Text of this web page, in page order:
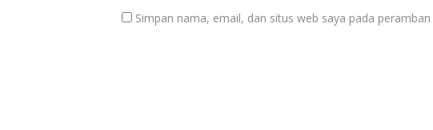
Simpan nama, email, dan situs web saya pada